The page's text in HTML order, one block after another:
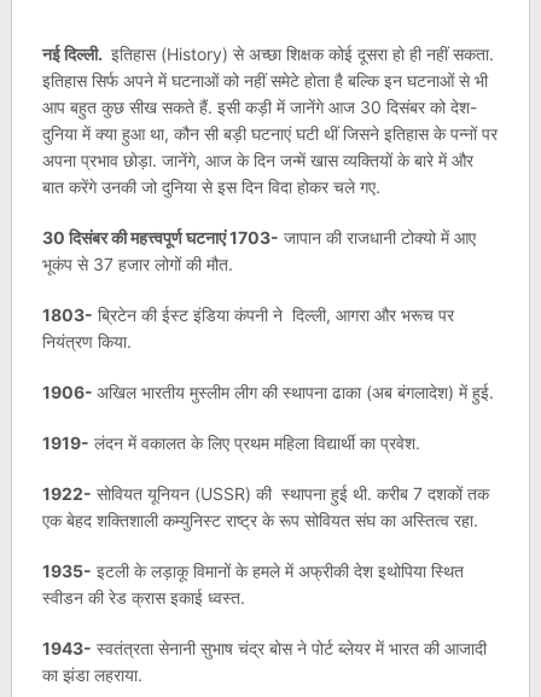
नई दिल्ली. इतिहास (History) से अच्छा शिक्षक कोई दूसरा हो ही नहीं सकता.
इतिहास सिर्फ अपने में घटनाओं को नहीं समेटे होता है बल्कि इन घटनाओं से भी
आप बहुत कुछ सीख सकते हैं. इसी कड़ी में जानेंगे आज 30 दिसंबर को देश-
दुनिया में क्या हुआ था, कौन सी बड़ी घटनाएं घटी थीं जिसने इतिहास के पन्नों पर
अपना प्रभाव छोड़ा. जानेंगे, आज के दिन जन्में खास व्यक्तियों के बारे में और
बात करेंगे उनकी जो दुनिया से इस दिन विदा होकर चले गए.
30 दिसंबर की महत्त्वपूर्ण घटनाएं1703- जापान की राजधानी टोक्यो में आए
भूकंप से 37 हजार लोगों की मौत.
1803- ब्रिटेन की ईस्ट इंडिया कंपनी ने दिल्ली, आगरा और भरूच पर
नियंत्रण किया.
1906- अखिल भारतीय मुस्लीम लीग की स्थापना ढाका (अब बंगलादेश) में हुई.
1919- लंदन में वकालत के लिए प्रथम महिला विद्यार्थी का प्रवेश.
1922- सोवियत यूनियन (USSR) की स्थापना हुई थी. करीब 7 दशकों तक
एक बेहद शक्तिशाली कम्युनिस्ट राष्ट्र के रूप सोवियत संघ का अस्तित्व रहा.
1935- इटली के लड़ाकू विमानों के हमले में अफ्रीकी देश इथोपिया स्थित
स्वीडन की रेड क्रास इकाई ध्वस्त.
1943- स्वतंत्रता सेनानी सुभाष चंद्र बोस ने पोर्ट ब्लेयर में भारत की आजादी
का झंडा लहराया.